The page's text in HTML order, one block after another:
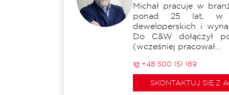
Michał pracuje w
ponad 25 lat, w
deweloperskich i
Do C&W dołączył
(wcześniej pracował...
+48 500 151 189
SKONTAKTUJ SIĘ Z